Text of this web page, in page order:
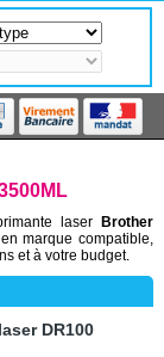
laserBrother
marque compatible,
et à votre budget.
DR100